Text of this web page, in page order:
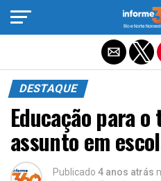
DESTAQUE
Educação para
assunto em
Publicado 4 anos atrás
Sair da